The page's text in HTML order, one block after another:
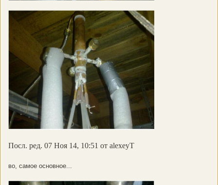
Посл. ред. 07 Ноя 14, 10:51 от alexeyT
во, самое основное...